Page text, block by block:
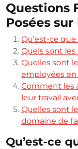
Questions
Posées
Qu’est-ce
Quels sont
Quelles sont
employées
Comment les
leur travail
Quelles sont
domaine de
Qu’est-ce